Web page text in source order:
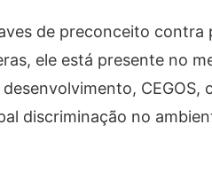
de preconceito contra
ele está presente no
CEGOS,
discriminação no